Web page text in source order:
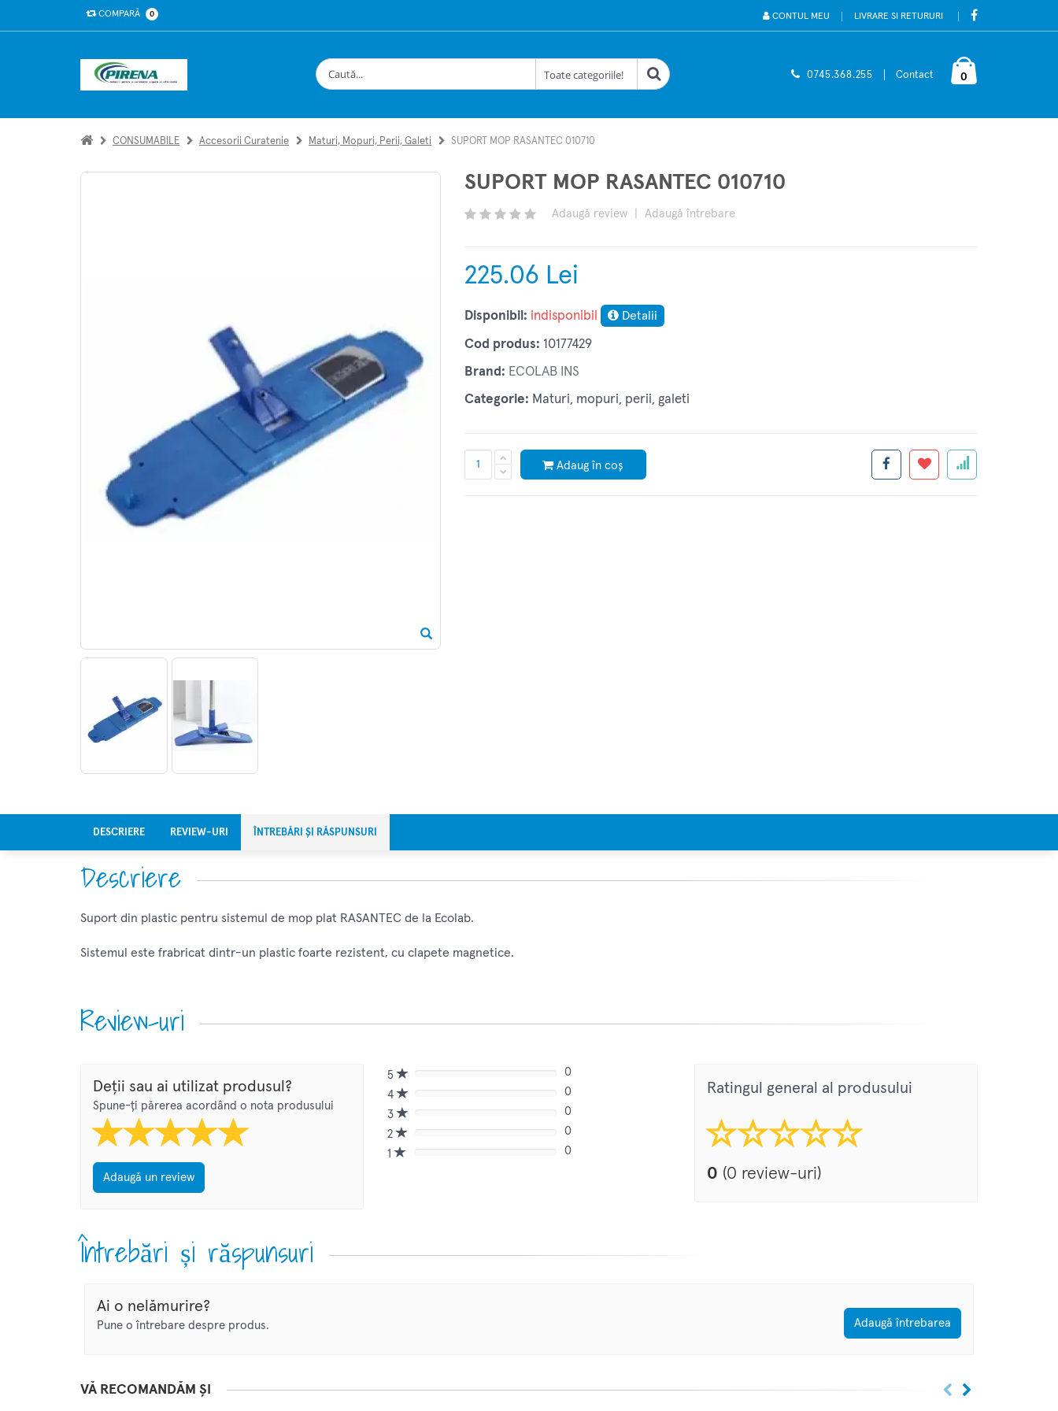
COMPARĂ 0 LIVRARE SI RETURURI
CONTUL MEU
0745.368.255 Contact 0
CONSUMABILE Accesorii Curatenie Maturi, Mopuri, Perii, Galeti SUPORT MOP RASANTEC 010710
SUPORT MOP RASANTEC 010710
Adaugă review Adaugă întrebare
225.06 Lei
Disponibil: indisponibil Detalii
Cod produs: 10177429
Brand: ECOLAB INS
Categorie: Maturi, mopuri, perii, galeti
Adaug în coș
DESCRIERE REVIEW-URI ÎNTREBĂRI ȘI RĂSPUNSURI
Descriere
Suport din plastic pentru sistemul de mop plat RASANTEC de la Ecolab.
Sistemul este frabricat dintr-un plastic foarte rezistent, cu clapete magnetice.
Review-uri
Deții sau ai utilizat produsul?
Spune-ți părerea acordând o nota produsului
Adaugă un review
5
(danger)
0
4
(danger)
0
3
(danger)
0
2
0
1
0
Ratingul general al produsului
0 (0 review-uri)
Întrebări și răspunsuri
Ai o nelămurire?
Pune o întrebare despre produs. Adaugă întrebarea
VĂ RECOMANDĂM ȘI